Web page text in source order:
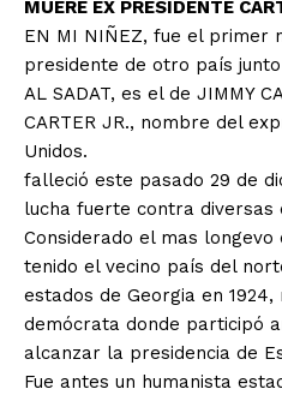
MUERE EX PRESIDENTE
EN MI NIÑEZ, fue el primer
presidente de otro país
AL SADAT, es el de JIMMY
CARTER JR., nombre del
Unidos.
falleció este pasado 29 de
lucha fuerte contra diversas
Considerado el mas
tenido el vecino país del
estados de Georgia en
demócrata donde participó
alcanzar la presidencia de
Fue antes un humanista